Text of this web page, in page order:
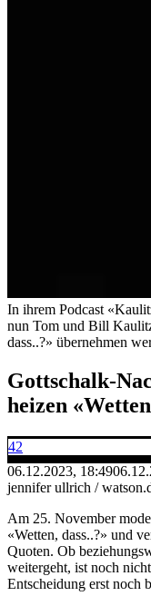
In ihrem Podcast
nun Tom und Bill
dass..?» übernehmen
Gottschalk-
heizen
42
06.12.2023, 18:49
jennifer ullrich /
Am 25. November
«Wetten, dass..?» und
Quoten. Ob
weitergeht, ist noch
Entscheidung erst noch